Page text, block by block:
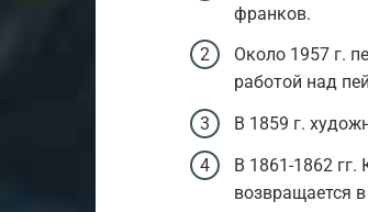
франков.
Около 1957 г.
работой над
В 1859 г.
В 1861-1862
возвращается